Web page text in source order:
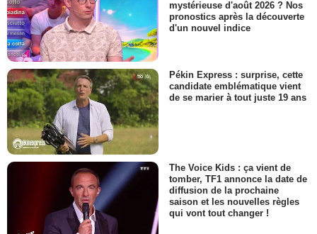
mystérieuse d'août 2026 ? Nos
pronostics après la découverte
d'un nouvel indice
Pékin Express : surprise, cette
candidate emblématique vient
de se marier à tout juste 19 ans
The Voice Kids : ça vient de
tomber, TF1 annonce la date de
diffusion de la prochaine
saison et les nouvelles règles
qui vont tout changer !